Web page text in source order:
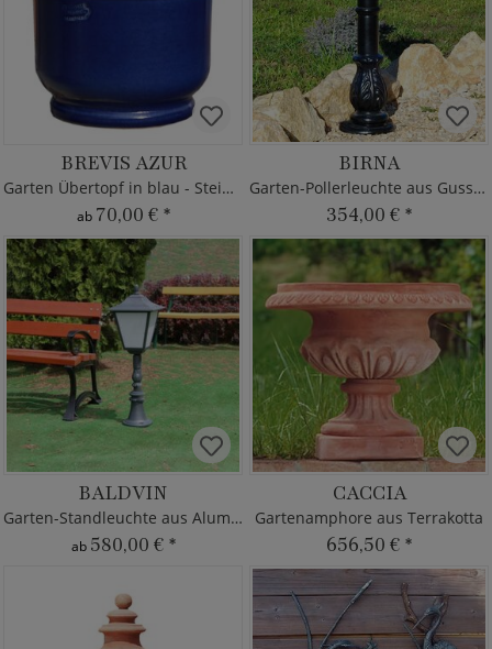
BREVIS AZUR
Garten Übertopf in blau - Steinzeug
ab 70,00 € *
BIRNA
Garten-Pollerleuchte aus Gusseisen
354,00 € *
BALDVIN
Garten-Standleuchte aus Aluminium
ab 580,00 € *
CACCIA
Gartenamphore aus Terrakotta
656,50 € *